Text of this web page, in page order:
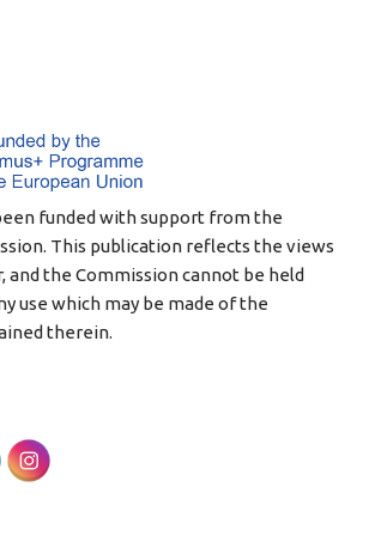
funded with support from the
This publication reflects the views
and the Commission cannot be held
use which may be made of the
therein.